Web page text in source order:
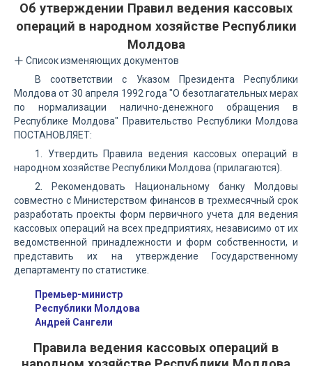
Об утверждении Правил ведения кассовых
операций в народном хозяйстве Республики
Молдова
Список изменяющих документов
В соответствии с Указом Президента Республики
Молдова от 30 апреля 1992 года "О безотлагательных мерах
по нормализации налично-денежного обращения в
Республике Молдова" Правительство Республики Молдова
ПОСТАНОВЛЯЕТ:
1. Утвердить Правила ведения кассовых операций в
народном хозяйстве Республики Молдова (прилагаются).
2. Рекомендовать Национальному банку Молдовы
совместно с Министерством финансов в трехмесячный срок
разработать проекты форм первичного учета для ведения
кассовых операций на всех предприятиях, независимо от их
ведомственной принадлежности и форм собственности, и
представить их на утверждение Государственному
департаменту по статистике.
Премьер-министр
Республики Молдова
Андрей Сангели
Правила ведения кассовых операций в